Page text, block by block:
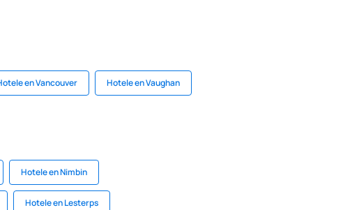
en Vancouver Hotele en Vaughan
Hotele en Nimbin
Hotele en Lesterps